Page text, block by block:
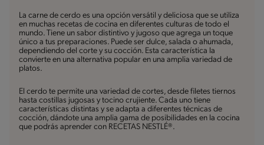
La carne de cerdo es una opción versátil y deliciosa que se utiliza
en muchas recetas de cocina en diferentes culturas de todo el
mundo. Tiene un sabor distintivo y jugoso que agrega un toque
único a tus preparaciones. Puede ser dulce, salada o ahumada,
dependiendo del corte y su cocción. Esta característica la
convierte en una alternativa popular en una amplia variedad de
platos.
El cerdo te permite una variedad de cortes, desde filetes tiernos
hasta costillas jugosas y tocino crujiente. Cada uno tiene
características distintas y se adapta a diferentes técnicas de
cocción, dándote una amplia gama de posibilidades en la cocina
que podrás aprender con RECETAS NESTLÉ®.